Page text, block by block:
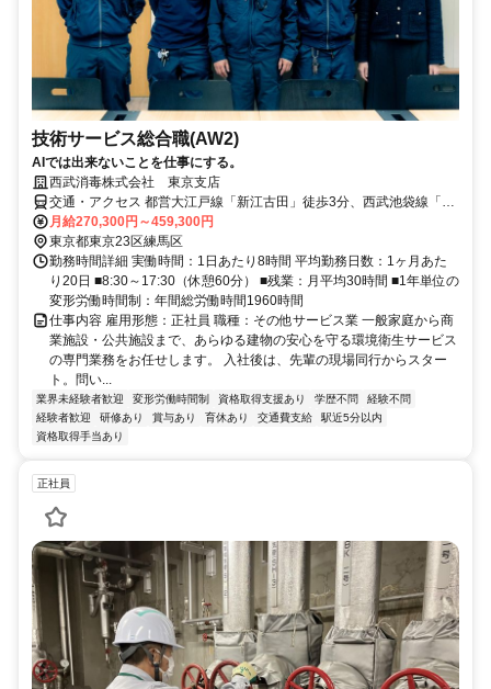
技術サービス総合職(AW2)
AIでは出来ないことを仕事にする。
西武消毒株式会社 東京支店
交通・アクセス 都営大江戸線「新江古田」徒歩3分、西武池袋線「江
古田」徒歩約7分
月給270,300円～459,300円
東京都東京23区練馬区
勤務時間詳細 実働時間：1日あたり8時間 平均勤務日数：1ヶ月あた
り20日 ■8:30～17:30（休憩60分） ■残業：月平均30時間 ■1年単位の
変形労働時間制：年間総労働時間1960時間
仕事内容 雇用形態：正社員 職種：その他サービス業 一般家庭から商
業施設・公共施設まで、あらゆる建物の安心を守る環境衛生サービス
の専門業務をお任せします。 入社後は、先輩の現場同行からスター
ト。問い...
業界未経験者歓迎 変形労働時間制 資格取得支援あり 学歴不問
経験不問
経験者歓迎
研修あり 賞与あり 育休あり 交通費支給
駅近5分以内
資格取得手当あり
正社員